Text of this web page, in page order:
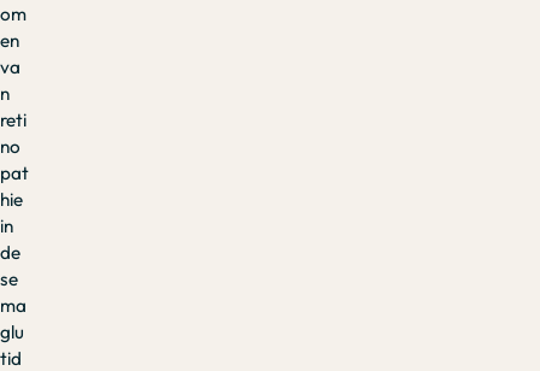
om
en
va
n
reti
no
pat
hie
in
de
se
ma
glu
tid